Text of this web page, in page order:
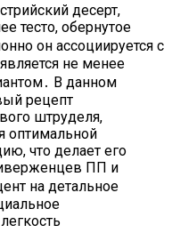
десерт,
тесто, обернутое
он ассоциируется с
не менее
В данном
рецепт
штруделя,
оптимальной
что делает его
ПП и
на детальное